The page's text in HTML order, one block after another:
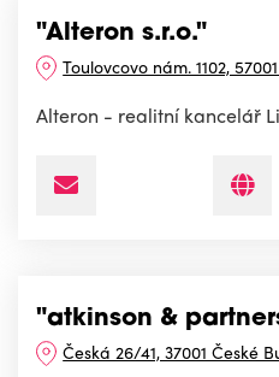
"Alteron s.r.o."
Toulovcovo nám. 1102,
Alteron - realitní kancelář
"atkinson &
Česká 26/41, 37001 České